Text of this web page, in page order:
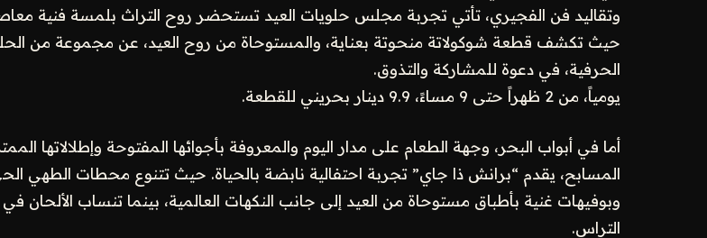
وتقاليد فن الفجيري، تأتي تجربة مجلس حلويات العيد تستحضر روح التراث بلمسة فنية
حيث تكشف قطعة شوكولاتة منحوتة بعناية، والمستوحاة من روح العيد، عن مجموعة من
الحرفية، في دعوة للمشاركة والتذوق.
يومياً، من 2 ظهراً حتى 9 مساءً، 9.9 دينار بحريني للقطعة.
أما في أبواب البحر، وجهة الطعام على مدار اليوم والمعروفة بأجوائها المفتوحة وإطلالاتها
المسابح، يقدم “برانش ذا جاي” تجربة احتفالية نابضة بالحياة. حيث تتنوع محطات الطهي
وبوفيهات غنية بأطباق مستوحاة من العيد إلى جانب النكهات العالمية، بينما تنساب الألحان في
التراس.